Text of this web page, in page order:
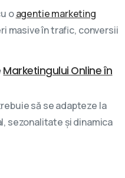
oagentie marketing
masive în trafic, conversii
Marketingului Online în
să se adapteze la
sezonalitate și dinamica